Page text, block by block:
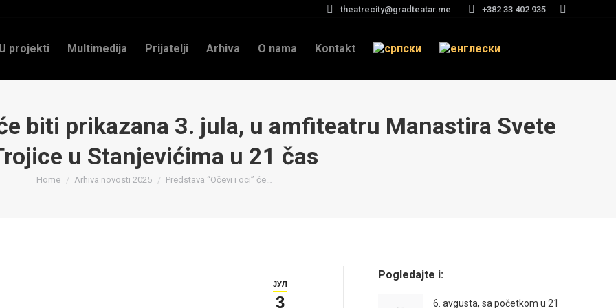
theatrecity@gradteatar.me +382 33 402 935 Search:
projekti Multimedija Prijatelji Arhiva O nama Kontakt
biti prikazana 3. jula, u amfiteatru Manastira Svete
u Stanjevićima u 21 čas
You are here:
Home Arhiva novosti 2025 Predstava “Očevi i oci” će…
ЈУЛ
3
Pogledajte i:
6. avgusta, sa početkom u 21